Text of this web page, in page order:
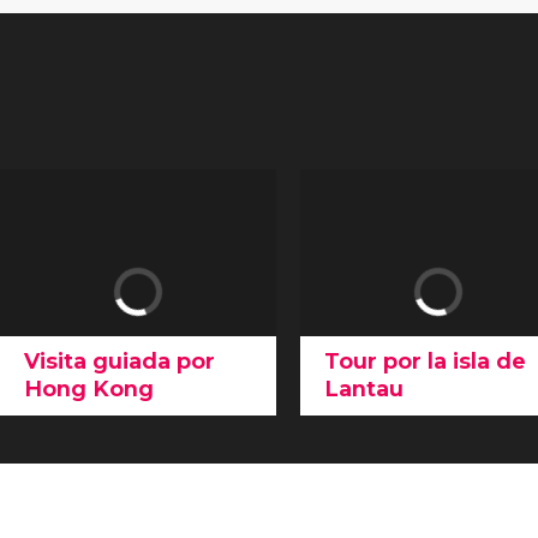
Visita guiada por
Hong Kong
Tour por la isla de
Lantau